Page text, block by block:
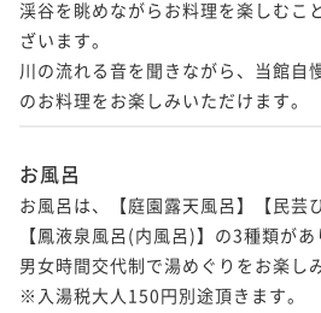
渓谷を眺めながらお料理を楽しむこ
ざいます。
川の流れる音を聞きながら、当館自
のお料理をお楽しみいただけます。
お風呂
お風呂は、【庭園露天風呂】【民芸
【鳳液泉風呂(内風呂)】の3種類があ
男女時間交代制で湯めぐりをお楽し
※入湯税大人150円別途頂きます。